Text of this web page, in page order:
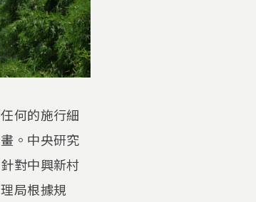
何的施行細
。中央研究
對中興新村
局根據規